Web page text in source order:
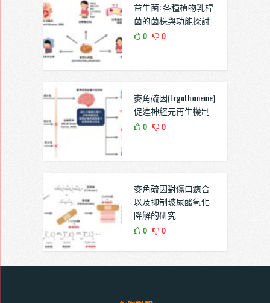
益生菌: 各種植物乳桿
菌的菌株與功能探討
0 0
麥角硫因(Ergothioneine)
促進神經元再生機制
0 0
麥角硫因對傷口癒合
以及抑制玻尿酸氧化
降解的研究
0 0